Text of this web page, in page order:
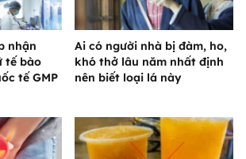
nhận
tế bào
tế GMP
Ai có người nhà bị đàm, ho,
khó thở lâu năm nhất định
nên biết loại lá này